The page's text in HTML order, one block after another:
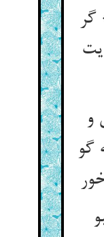
و
گو